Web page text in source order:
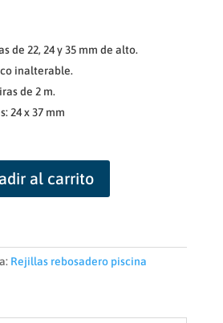
de 22, 24 y 35 mm de alto.
inalterable.
de 2 m.
24 x 37 mm
al carrito
Rejillas rebosadero piscina